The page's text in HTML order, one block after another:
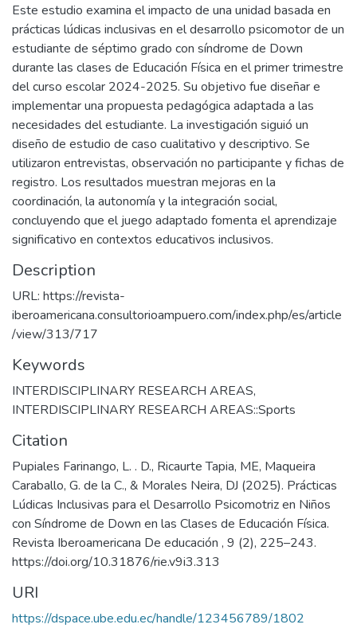
Este estudio examina el impacto de una unidad basada en
prácticas lúdicas inclusivas en el desarrollo psicomotor de un
estudiante de séptimo grado con síndrome de Down
durante las clases de Educación Física en el primer trimestre
del curso escolar 2024-2025. Su objetivo fue diseñar e
implementar una propuesta pedagógica adaptada a las
necesidades del estudiante. La investigación siguió un
diseño de estudio de caso cualitativo y descriptivo. Se
utilizaron entrevistas, observación no participante y fichas de
registro. Los resultados muestran mejoras en la
coordinación, la autonomía y la integración social,
concluyendo que el juego adaptado fomenta el aprendizaje
significativo en contextos educativos inclusivos.
Description
URL: https://revista-
iberoamericana.consultorioampuero.com/index.php/es/article
/view/313/717
Keywords
INTERDISCIPLINARY RESEARCH AREAS,
INTERDISCIPLINARY RESEARCH AREAS::Sports
Citation
Pupiales Farinango, L. . D., Ricaurte Tapia, ME, Maqueira
Caraballo, G. de la C., & Morales Neira, DJ (2025). Prácticas
Lúdicas Inclusivas para el Desarrollo Psicomotriz en Niños
con Síndrome de Down en las Clases de Educación Física.
Revista Iberoamericana De educación , 9 (2), 225–243.
https://doi.org/10.31876/rie.v9i3.313
URI
https://dspace.ube.edu.ec/handle/123456789/1802